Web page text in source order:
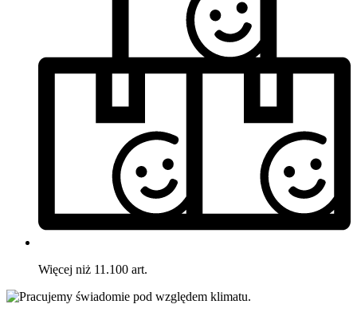
Więcej niż 11.100 art.